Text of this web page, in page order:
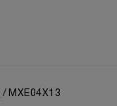
MXE04X13